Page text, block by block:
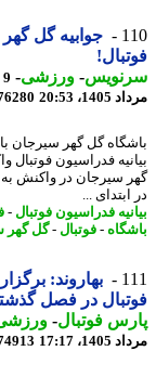
جوابیه گل گهر به
-ورزشی-
20:53
81976280
گل گهر سیرجان با
فدراسیون فوتبال
سیرجان در واکنش به
...
فدراسیون فوتبال-
-فوتبال-گل گهر
در فصل گذشته
فوتبال-ورزشی-
17:17
81974913